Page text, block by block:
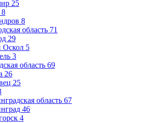
25
8
8
область 71
29
Оскол 5
3
область 69
26
25
область 67
46
4